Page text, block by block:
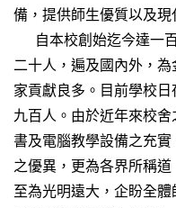
備，提供師生優質以及現
自本校創始迄今達一
二十人，遍及國內外，
家貢獻良多。目前學校
九百人。由於近年來校
書及電腦教學設備之充
之優異，更為各界所稱
至為光明遠大，企盼全